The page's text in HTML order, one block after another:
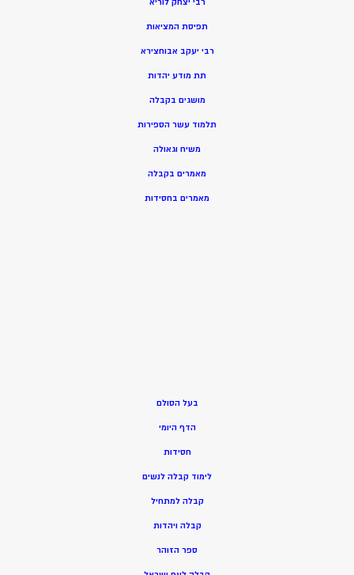
תפיסת המציאות
רבי יעקב אבוחצירא
תת מודע יהדות
מושגים בקבלה
תלמוד עשר הספירות
משיח וגאולה
מאמרים בקבלה
מאמרים בחסידות
בעל הסולם
הדף היומי
חסידות
לימוד קבלה לנשים
קבלה למתחיל
קבלה ויהדות
ספר הזוהר